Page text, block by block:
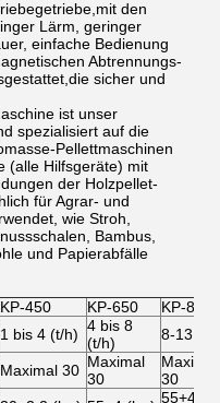
den
Lärm, geringer
einfache Bedienung
Abtrennungs-
sicher und
ist unser
spezialisiert auf die
Pellettmaschinen
(alle Hilfsgeräte) mit
der Holzpellet-
für Agrar- und
wie Stroh,
Bambus,
und Papierabfälle
KP-450 KP-650
KP-850
1 bis 4 (t/h) 4 bis 8
(t/h)
8-13 t/h
Maximal 30 Maximal
30
Maximal
30
55+4